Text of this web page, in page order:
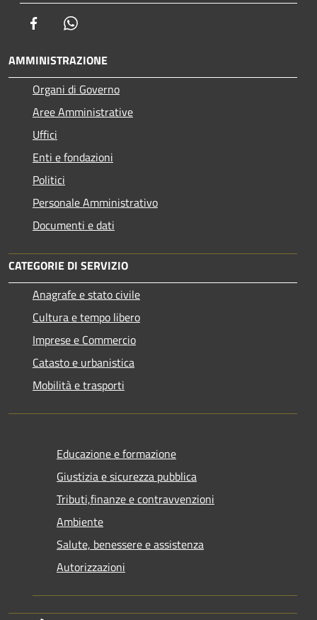
Facebook
AMMINISTRAZIONE
Organi di Governo
Aree Amministrative
Uffici
Enti e fondazioni
Politici
Personale Amministrativo
Documenti e dati
CATEGORIE DI SERVIZIO
Anagrafe e stato civile
Cultura e tempo libero
Imprese e Commercio
Catasto e urbanistica
Mobilità e trasporti
Educazione e formazione
Giustizia e sicurezza pubblica
Tributi,finanze e contravvenzioni
Ambiente
Salute, benessere e assistenza
Autorizzazioni